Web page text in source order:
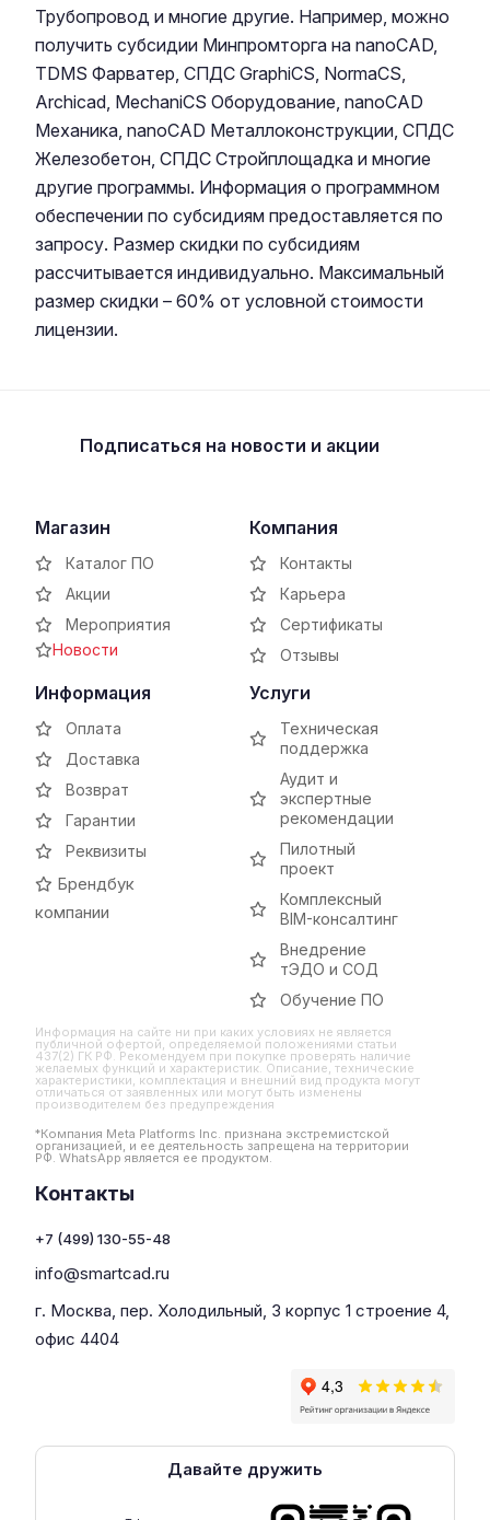
Трубопровод и многие другие. Например, можно
получить субсидии Минпромторга на nanoCAD,
TDMS Фарватер, СПДС GraphiCS, NormaCS,
Archicad, MechaniCS Оборудование, nanoCAD
Механика, nanoCAD Металлоконструкции, СПДС
Железобетон, СПДС Стройплощадка и многие
другие программы. Информация о программном
обеспечении по субсидиям предоставляется по
запросу. Размер скидки по субсидиям
рассчитывается индивидуально. Максимальный
размер скидки – 60% от условной стоимости
лицензии.
Подписаться на новости и акции
Магазин
Каталог ПО
Акции
Мероприятия
Новости
Компания
Контакты
Карьера
Сертификаты
Отзывы
Информация
Оплата
Доставка
Возврат
Гарантии
Реквизиты
Брендбук
компании
Услуги
Техническая
поддержка
Аудит и
экспертные
рекомендации
Пилотный
проект
Комплексный
BIM-консалтинг
Внедрение
тЭДО и СОД
Обучение ПО
Информация на сайте ни при каких условиях не является
публичной офертой, определяемой положениями статьи
437(2) ГК РФ. Рекомендуем при покупке проверять наличие
желаемых функций и характеристик. Описание, технические
характеристики, комплектация и внешний вид продукта могут
отличаться от заявленных или могут быть изменены
производителем без предупреждения
*Компания Meta Platforms Inc. признана экстремистской
организацией, и ее деятельность запрещена на территории
РФ. WhatsApp является ее продуктом.
Контакты
+7 (499) 130-55-48
info@smartcad.ru
г. Москва, пер. Холодильный, 3 корпус 1 строение 4,
офис 4404
Давайте дружить